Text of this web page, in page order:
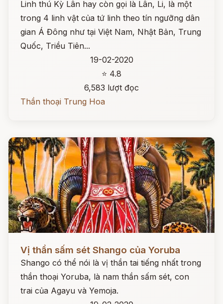
Linh thú Kỳ Lân hay còn gọi là Lân, Li, là một
trong 4 linh vật của tứ linh theo tín ngưỡng dân
gian Á Đông như tại Việt Nam, Nhật Bản, Trung
Quốc, Triều Tiên...
19-02-2020
⭐ 4.8
6,583 lượt đọc
Thần thoại Trung Hoa
Đọc ngay
Vị thần sấm sét Shango của Yoruba
Shango có thể nói là vị thần tai tiếng nhất trong
thần thoại Yoruba, là nam thần sấm sét, con
trai của Agayu và Yemoja.